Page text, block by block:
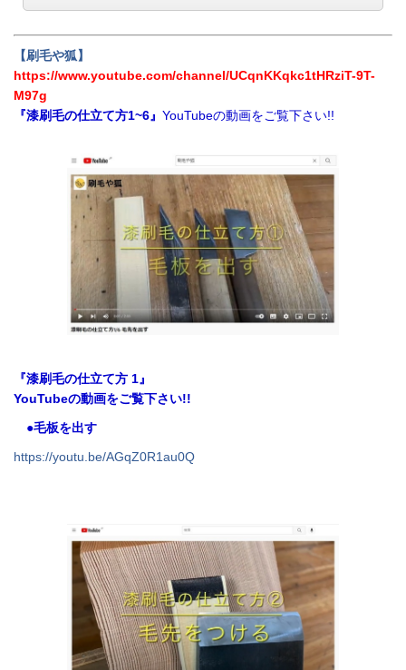
【刷毛や狐】
https://www.youtube.com/channel/UCqnKKqkc1tHRziT-9T-
M97g
『漆刷毛の仕立て方1~6』 YouTubeの動画をご覧下さい!!
『漆刷毛の仕立て方 1』
YouTubeの動画をご覧下さい!!
●毛板を出す
https://youtu.be/AGqZ0R1au0Q